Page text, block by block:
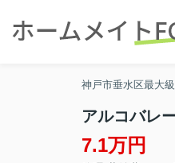
神戸市垂水区最大
アルコバレ
7.1万円